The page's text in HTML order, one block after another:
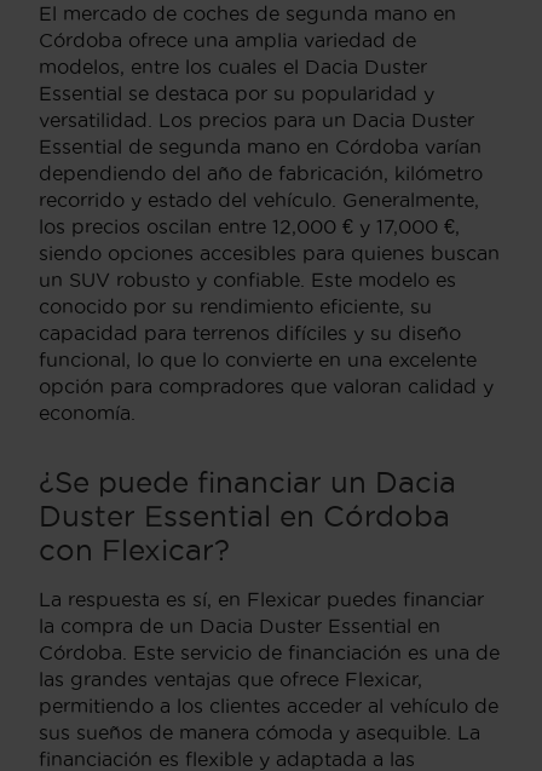
El mercado de coches de segunda mano en
Córdoba ofrece una amplia variedad de
modelos, entre los cuales el Dacia Duster
Essential se destaca por su popularidad y
versatilidad. Los precios para un Dacia Duster
Essential de segunda mano en Córdoba varían
dependiendo del año de fabricación, kilómetro
recorrido y estado del vehículo. Generalmente,
los precios oscilan entre 12,000 € y 17,000 €,
siendo opciones accesibles para quienes buscan
un SUV robusto y confiable. Este modelo es
conocido por su rendimiento eficiente, su
capacidad para terrenos difíciles y su diseño
funcional, lo que lo convierte en una excelente
opción para compradores que valoran calidad y
economía.
¿Se puede financiar un Dacia
Duster Essential en Córdoba
con Flexicar?
La respuesta es sí, en Flexicar puedes financiar
la compra de un Dacia Duster Essential en
Córdoba. Este servicio de financiación es una de
las grandes ventajas que ofrece Flexicar,
permitiendo a los clientes acceder al vehículo de
sus sueños de manera cómoda y asequible. La
financiación es flexible y adaptada a las